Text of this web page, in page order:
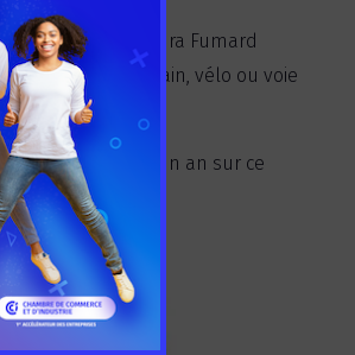
enseignante Sandra Fumard
plutôt peribus, train, vélo ou voie
depuis plus d’un an sur ce